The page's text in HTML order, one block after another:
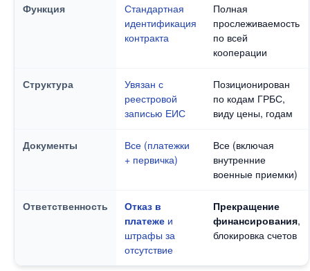
Функция
Стандартная
идентификация
контракта
Полная
прослеживаемость
по всей
кооперации
Структура
Увязан с
реестровой
записью ЕИС
Позиционирован
по кодам ГРБС,
виду цены, годам
Документы
Все (платежки
+ первичка)
Все (включая
внутренние
военные приемки)
Ответственность
Отказ в
платеже и
штрафы за
отсутствие
Прекращение
финансирования,
блокировка счетов